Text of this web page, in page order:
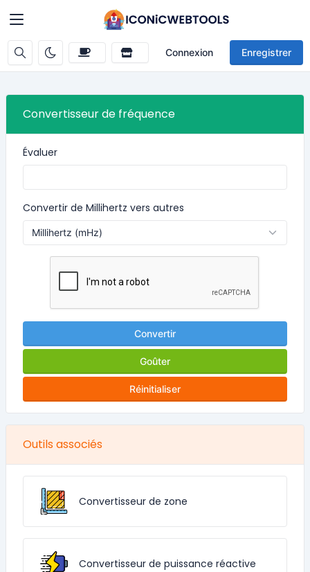
Connexion Enregistrer
Convertisseur de fréquence
Évaluer
Convertir de Millihertz vers autres
Convertir
Goûter
Réinitialiser
Outils associés
Convertisseur de zone
Convertisseur de puissance réactive